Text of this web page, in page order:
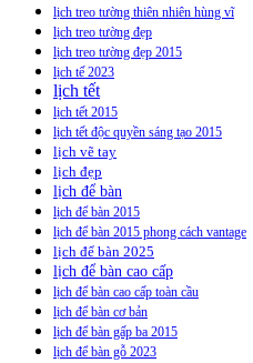
lịch treo tường thiên nhiên hùng vĩ
lịch treo tường đẹp
lịch treo tường đẹp 2015
lịch tế 2023
lịch tết
lịch tết 2015
lịch tết độc quyền sáng tạo 2015
lịch vẽ tay
lịch đẹp
lịch để bàn
lịch để bàn 2015
lịch để bàn 2015 phong cách vantage
lịch để bàn 2025
lịch để bàn cao cấp
lịch để bàn cao cấp toàn cầu
lịch để bàn cơ bản
lịch để bàn gấp ba 2015
lịch để bàn gỗ 2023